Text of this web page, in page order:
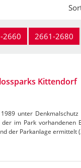
2660 2661-2680
Kittendorf
unter Denkmalschutz
im Park vorhandenen
der Parkanlage ermittelt